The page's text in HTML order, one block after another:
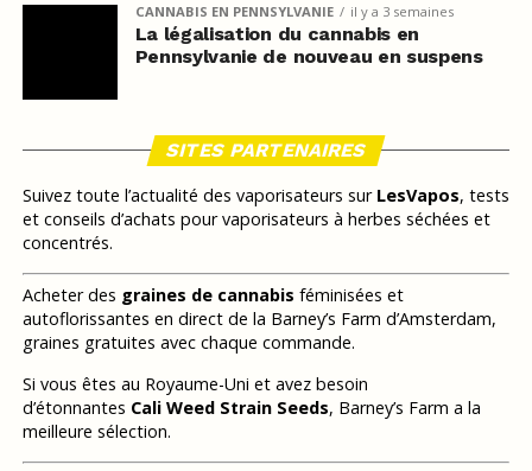
CANNABIS EN PENNSYLVANIE il y a 3 semaines
La légalisation du cannabis en
Pennsylvanie de nouveau en suspens
SITES PARTENAIRES
Suivez toute l’actualité des vaporisateurs sur LesVapos, tests
et conseils d’achats pour vaporisateurs à herbes séchées et
concentrés.
Acheter des graines de cannabis féminisées et
autoflorissantes en direct de la Barney’s Farm d’Amsterdam,
graines gratuites avec chaque commande.
Si vous êtes au Royaume-Uni et avez besoin
d’étonnantes Cali Weed Strain Seeds, Barney’s Farm a la
meilleure sélection.